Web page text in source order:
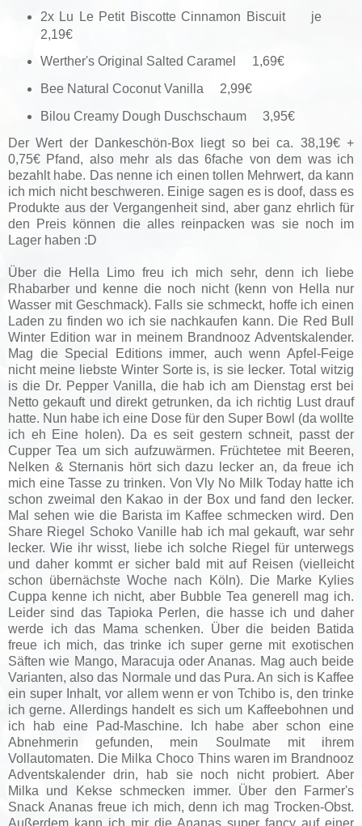
2x Lu Le Petit Biscotte Cinnamon Biscuit je
2,19€
Werther's Original Salted Caramel 1,69€
Bee Natural Coconut Vanilla 2,99€
Bilou Creamy Dough Duschschaum 3,95€
Der Wert der Dankeschön-Box liegt so bei ca. 38,19€ +
0,75€ Pfand, also mehr als das 6fache von dem was ich
bezahlt habe. Das nenne ich einen tollen Mehrwert, da kann
ich mich nicht beschweren. Einige sagen es is doof, dass es
Produkte aus der Vergangenheit sind, aber ganz ehrlich für
den Preis können die alles reinpacken was sie noch im
Lager haben :D
Über die Hella Limo freu ich mich sehr, denn ich liebe
Rhabarber und kenne die noch nicht (kenn von Hella nur
Wasser mit Geschmack). Falls sie schmeckt, hoffe ich einen
Laden zu finden wo ich sie nachkaufen kann. Die Red Bull
Winter Edition war in meinem Brandnooz Adventskalender.
Mag die Special Editions immer, auch wenn Apfel-Feige
nicht meine liebste Winter Sorte is, is sie lecker. Total witzig
is die Dr. Pepper Vanilla, die hab ich am Dienstag erst bei
Netto gekauft und direkt getrunken, da ich richtig Lust drauf
hatte. Nun habe ich eine Dose für den Super Bowl (da wollte
ich eh Eine holen). Da es seit gestern schneit, passt der
Cupper Tea um sich aufzuwärmen. Früchtetee mit Beeren,
Nelken & Sternanis hört sich dazu lecker an, da freue ich
mich eine Tasse zu trinken. Von Vly No Milk Today hatte ich
schon zweimal den Kakao in der Box und fand den lecker.
Mal sehen wie die Barista im Kaffee schmecken wird. Den
Share Riegel Schoko Vanille hab ich mal gekauft, war sehr
lecker. Wie ihr wisst, liebe ich solche Riegel für unterwegs
und daher kommt er sicher bald mit auf Reisen (vielleicht
schon übernächste Woche nach Köln). Die Marke Kylies
Cuppa kenne ich nicht, aber Bubble Tea generell mag ich.
Leider sind das Tapioka Perlen, die hasse ich und daher
werde ich das Mama schenken. Über die beiden Batida
freue ich mich, das trinke ich super gerne mit exotischen
Säften wie Mango, Maracuja oder Ananas. Mag auch beide
Varianten, also das Normale und das Pura. An sich is Kaffee
ein super Inhalt, vor allem wenn er von Tchibo is, den trinke
ich gerne. Allerdings handelt es sich um Kaffeebohnen und
ich hab eine Pad-Maschine. Ich habe aber schon eine
Abnehmerin gefunden, mein Soulmate mit ihrem
Vollautomaten. Die Milka Choco Thins waren im Brandnooz
Adventskalender drin, hab sie noch nicht probiert. Aber
Milka und Kekse schmecken immer. Über den Farmer's
Snack Ananas freue ich mich, denn ich mag Trocken-Obst.
Außerdem kann ich mir die Ananas super fancy auf einer